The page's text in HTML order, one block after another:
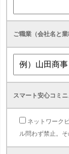
ご職業（会社名と
スマート安心コミ
ネットワーク
ル問わず禁止。